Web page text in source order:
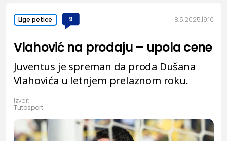
Lige petice 9 8.5.2025. 9:10
Vlahović na prodaju – upola cene
Juventus je spreman da proda Dušana
Vlahovića u letnjem prelaznom roku.
Izvor:
Tutosport